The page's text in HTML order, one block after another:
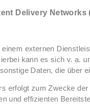
Delivery Networks
externen
kann es sich v. a.
Daten, die über
erfolgt zum Zwecke
und effizienten